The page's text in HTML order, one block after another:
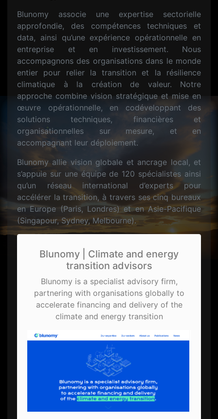
Blunomy associe une expertise sectorielle
approfondie, des compétences techniques et
data, ainsi qu’une expérience opérationnelle en
entreprise et en investissement. Nous
accompagnons des organisations dans le monde
entier pour relier la transition et la résilience
climatique à la création de valeur. Notre
approche combine vision stratégique et mise en
œuvre opérationnelle, en codéveloppant des
solutions techniques, financières et
organisationnelles sur mesure, et en
accompagnant leur déploiement.
Blunomy allie vision globale et ancrage local, et
s’appuie sur une équipe de 120 spécialistes ainsi
qu’un réseau international d’experts pour
accélérer la transition, à travers ses cinq bureaux
en Europe (Paris, Londres) et en Asie-Pacifique
(Singapour, Sydney, Melbourne).
Blunomy | Climate and energy
transition advisors
Blunomy is a specialist advisory firm,
partnering with organisations globally to
accelerate financing and delivery of the
climate and energy transition